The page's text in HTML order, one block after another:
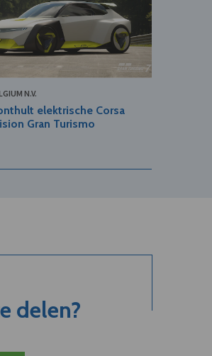
N.V.
elektrische Corsa
Gran Turismo
delen?